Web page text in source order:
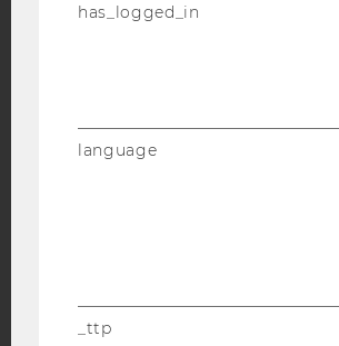
DATENSCHUTZERKLÄRUNG
has_logged_in
language
_ttp